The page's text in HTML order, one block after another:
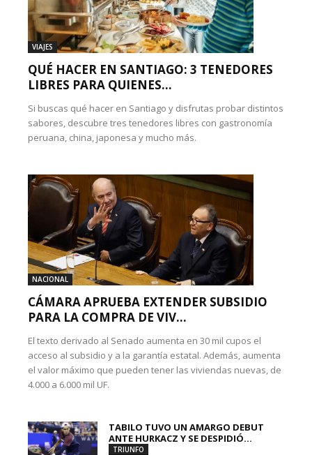
VIAJES
QUÉ HACER EN SANTIAGO: 3 TENEDORES
LIBRES PARA QUIENES...
Si buscas qué hacer en Santiago y disfrutas probar distintos
sabores, descubre tres tenedores libres con gastronomía
peruana, china, japonesa y mucho más.
NACIONAL
CÁMARA APRUEBA EXTENDER SUBSIDIO
PARA LA COMPRA DE VIV...
El texto derivado al Senado aumenta en 30 mil cupos el
acceso al subsidio y a la garantía estatal. Además, aumenta
el valor máximo que pueden tener las viviendas nuevas, de
4.000 a 6.000 mil UF.
TABILO TUVO UN AMARGO DEBUT
ANTE HURKACZ Y SE DESPIDIÓ...
TRIUNFO